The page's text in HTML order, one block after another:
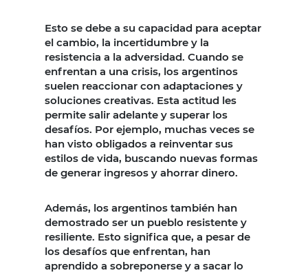
Esto se debe a su capacidad para aceptar
el cambio, la incertidumbre y la
resistencia a la adversidad. Cuando se
enfrentan a una crisis, los argentinos
suelen reaccionar con adaptaciones y
soluciones creativas. Esta actitud les
permite salir adelante y superar los
desafíos. Por ejemplo, muchas veces se
han visto obligados a reinventar sus
estilos de vida, buscando nuevas formas
de generar ingresos y ahorrar dinero.
Además, los argentinos también han
demostrado ser un pueblo resistente y
resiliente. Esto significa que, a pesar de
los desafíos que enfrentan, han
aprendido a sobreponerse y a sacar lo